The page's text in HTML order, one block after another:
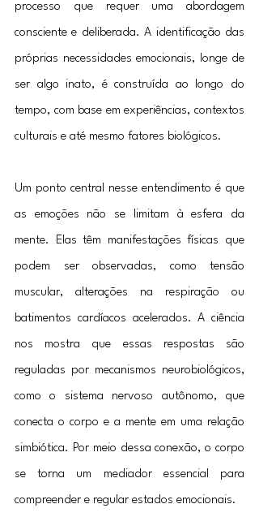
processo que requer uma abordagem
consciente e deliberada. A identificação das
próprias necessidades emocionais, longe de
ser algo inato, é construída ao longo do
tempo, com base em experiências, contextos
culturais e até mesmo fatores biológicos.
Um ponto central nesse entendimento é que
as emoções não se limitam à esfera da
mente. Elas têm manifestações físicas que
podem ser observadas, como tensão
muscular, alterações na respiração ou
batimentos cardíacos acelerados. A ciência
nos mostra que essas respostas são
reguladas por mecanismos neurobiológicos,
como o sistema nervoso autônomo, que
conecta o corpo e a mente em uma relação
simbiótica. Por meio dessa conexão, o corpo
se torna um mediador essencial para
compreender e regular estados emocionais.